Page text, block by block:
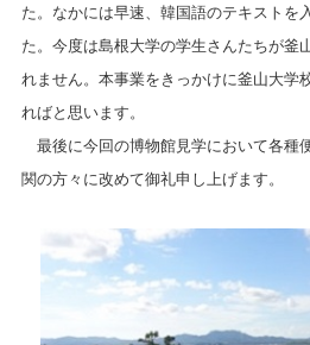
た。なかには早速、韓国語のテキストを
た。今度は島根大学の学生さんたちが釜
れません。本事業をきっかけに釜山大学
ればと思います。
最後に今回の博物館見学において各種
関の方々に改めて御礼申し上げます。